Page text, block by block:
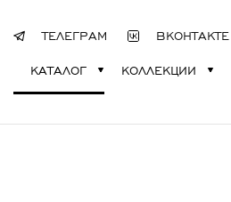
ТЕЛЕГРАМ ВКОНТАКТЕ
КАТАЛОГ КОЛЛЕКЦИИ